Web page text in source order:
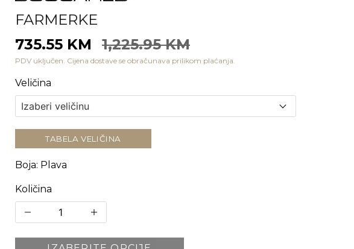
FARMERKE
735.55 KM
1,225.95 KM
PDV uključen. Cijena dostave se obračunava prilikom plaćanja.
Veličina
TABELA VELIČINA
Boja: Plava
Količina